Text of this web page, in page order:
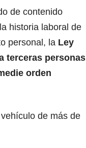
de contenido
historia laboral de
personal, la Ley
terceras personas
orden
de más de